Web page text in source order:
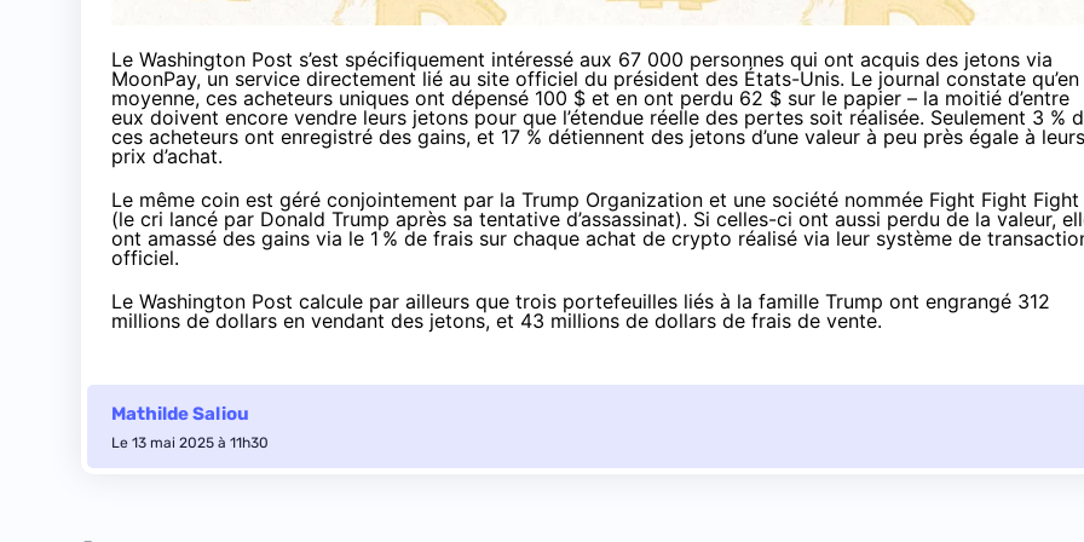
Le Washington Post s’est spécifiquement intéressé aux 67 000 personnes qui ont acquis des jetons via
MoonPay, un service directement lié au site officiel du président des États-Unis. Le journal constate qu’en
moyenne, ces acheteurs uniques ont dépensé 100 $ et en ont perdu 62 $ sur le papier – la moitié d’entre
eux doivent encore vendre leurs jetons pour que l’étendue réelle des pertes soit réalisée. Seulement 3 %
ces acheteurs ont enregistré des gains, et 17 % détiennent des jetons d’une valeur à peu près égale à leurs
prix d’achat.
Le même coin est géré conjointement par la Trump Organization et une société nommée Fight Fight Fight
(le cri lancé par Donald Trump après sa tentative d’assassinat). Si celles-ci ont aussi perdu de la valeur,
ont amassé des gains via le 1 % de frais sur chaque achat de crypto réalisé via leur système de
officiel.
Le Washington Post calcule par ailleurs que trois portefeuilles liés à la famille Trump ont engrangé 312
millions de dollars en vendant des jetons, et 43 millions de dollars de frais de vente.
Mathilde Saliou
Le 13 mai 2025 à 11h30